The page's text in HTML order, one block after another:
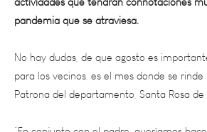
No hay dudas, de que agosto es importante
para los vecinos, es el mes donde se
Patrona del departamento, Santa Rosa
“En conjunto con el padre, queríamos hacer